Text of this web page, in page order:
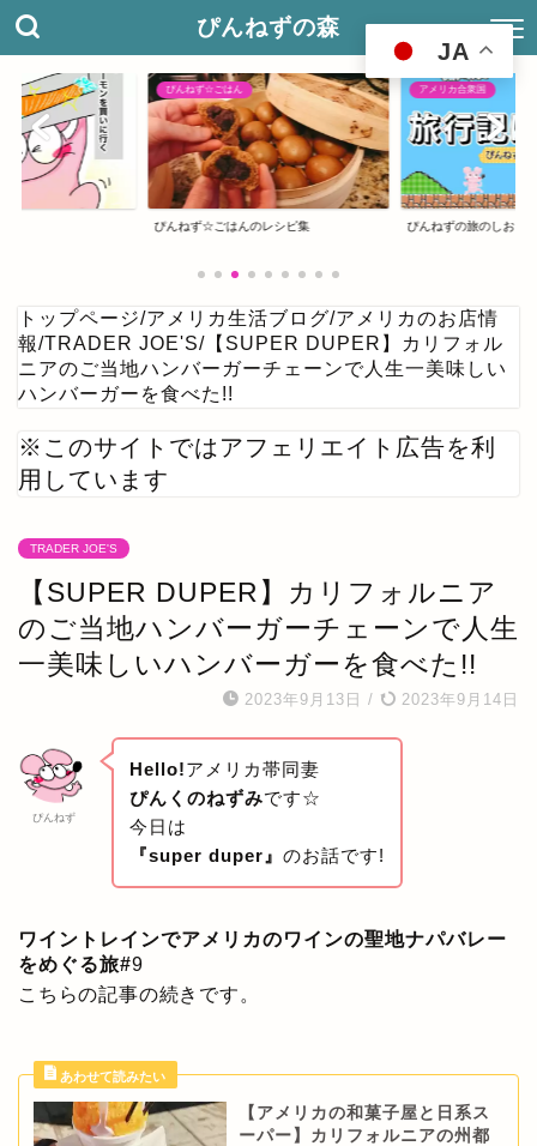
ぴんねずの森
アメリカ合衆国
ぴんねずの旅のしおり・旅行記一覧
日本の温泉宿
日本の温泉宿
トップページ/アメリカ生活ブログ/アメリカのお店情
報/TRADER JOE'S/ 【SUPER DUPER】カリフォル
ニアのご当地ハンバーガーチェーンで人生一美味しい
ハンバーガーを食べた!!
※このサイトではアフェリエイト広告を利
用しています
TRADER JOE'S
【SUPER DUPER】カリフォルニア
のご当地ハンバーガーチェーンで人生
一美味しいハンバーガーを食べた!!
2023年9月13日 / 2023年9月14日
ぴんねず
Hello!アメリカ帯同妻
ぴんくのねずみです☆
今日は
『super duper』 のお話です!
ワイントレインでアメリカのワインの聖地ナパバレー
をめぐる旅#9
こちらの記事の続きです。
【アメリカの和菓子屋と日系ス
ーパー】カリフォルニアの州都
JA